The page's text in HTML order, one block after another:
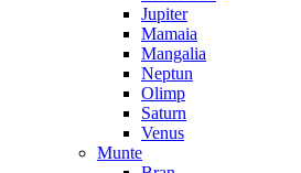
Jupiter
Mamaia
Mangalia
Neptun
Olimp
Saturn
Venus
Munte